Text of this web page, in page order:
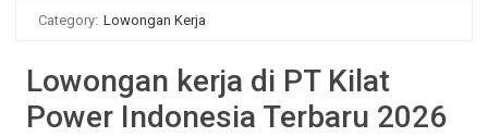
Category: Lowongan Kerja
Lowongan kerja di PT Kilat
Power Indonesia Terbaru 2026